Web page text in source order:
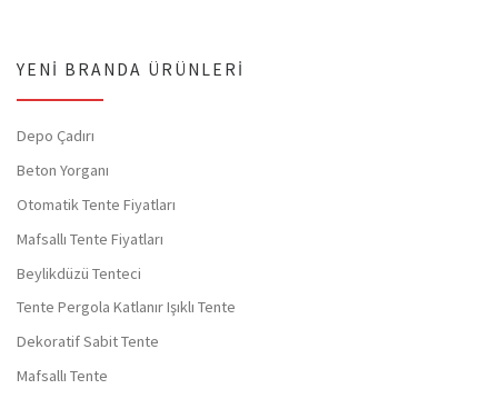
YENI BRANDA ÜRÜNLERI
Depo Çadırı
Beton Yorganı
Otomatik Tente Fiyatları
Mafsallı Tente Fiyatları
Beylikdüzü Tenteci
Tente Pergola Katlanır Işıklı Tente
Dekoratif Sabit Tente
Mafsallı Tente